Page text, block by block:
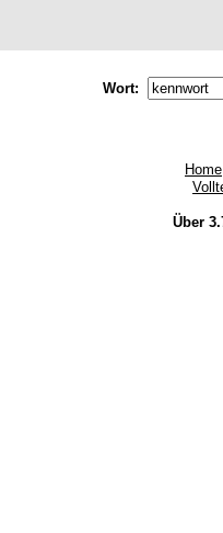
Wort:
Home
Über